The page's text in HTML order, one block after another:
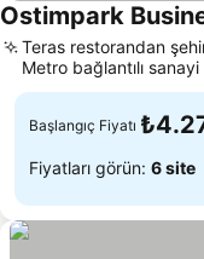
Ostimpark
Teras restorandan
Metro bağlantılı
konumu
Başlangıç Fiyatı
Fiyatları görün: 6 site